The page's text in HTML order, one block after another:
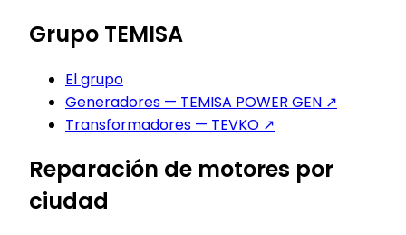
Grupo TEMISA
El grupo
Generadores — TEMISA POWER GEN ↗
Transformadores — TEVKO ↗
Reparación de motores por
ciudad